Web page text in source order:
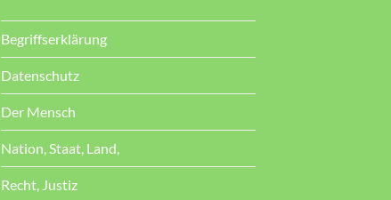
Begriffserklärung
Datenschutz
Der Mensch
Nation, Staat, Land,
Recht, Justiz